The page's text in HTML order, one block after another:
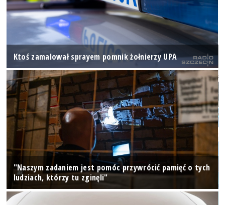
Ktoś zamalował sprayem pomnik żołnierzy UPA
"Naszym zadaniem jest pomóc przywrócić pamięć o tych
ludziach, którzy tu zginęli"